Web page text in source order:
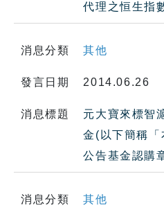
代理之恒生指
消息分類 其他
發言日期 2014.06.26
消息標題
元大寶來標智
金(以下簡稱
公告基金認購
消息分類 其他